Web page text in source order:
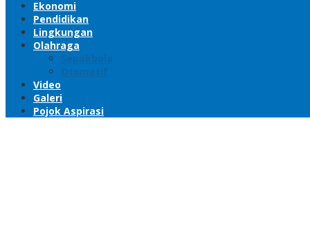
Ekonomi
Pendidikan
Lingkungan
Olahraga
Sepakbola
Otomatif
Video
Galeri
Pojok Aspirasi